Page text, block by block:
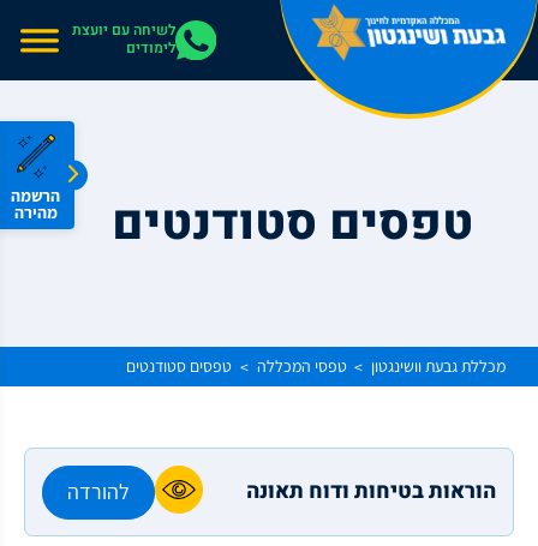
אתר בהרצה
הרשמה
מהירה
לשיחה עם יועצת
לימודים
מכללת גבעת וושינגטון > טפסי המכללה > טפסים סטודנטים
טפסים סטודנטים
הוראות בטיחות ודוח תאונה להורדה